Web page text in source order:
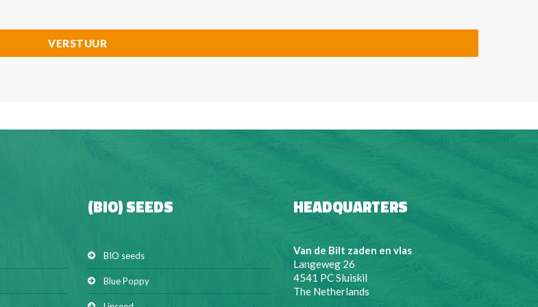
(BIO) SEEDS
BIO seeds
Blue Poppy
HEADQUARTERS
Van de Bilt zaden en vlas
Langeweg 26
4541 PC Sluiskil
The Netherlands